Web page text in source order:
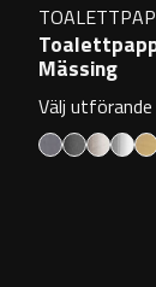
Mässing
Välj utförande